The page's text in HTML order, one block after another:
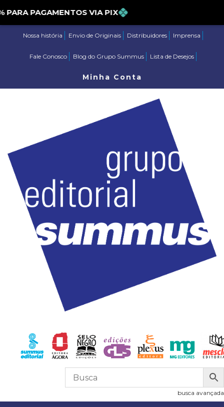
5% PARA PAGAMENTOS VIA PIX
Nossa história Envio de Originais Distribuidores Imprensa
Fale Conosco Blog do Grupo Summus Lista de Desejos
Minha Conta
busca avançada